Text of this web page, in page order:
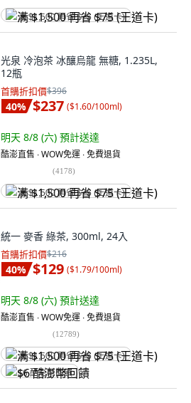
满 $1,500 再省 $75 (王道卡)
光泉 冷泡茶 冰釀烏龍 無糖, 1.235L,
12瓶
首購折扣價$396
40% $237 ($1.60/100ml)
明天 8/8 (六) 預計送達
酷澎直售 ∙ WOW免運 ∙ 免費退貨
(4178)
满 $1,500 再省 $75 (王道卡)
統一 麥香 綠茶, 300ml, 24入
首購折扣價$216
40% $129 ($1.79/100ml)
明天 8/8 (六) 預計送達
酷澎直售 ∙ WOW免運 ∙ 免費退貨
(12789)
满 $1,500 再省 $75 (王道卡)
$6 酷澎幣回饋